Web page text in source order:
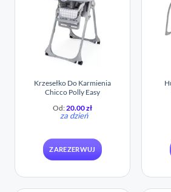
Krzesełko Do Karmienia
Chicco Polly Easy
Od:20.00zł
za dzień
ZAREZERWUJ